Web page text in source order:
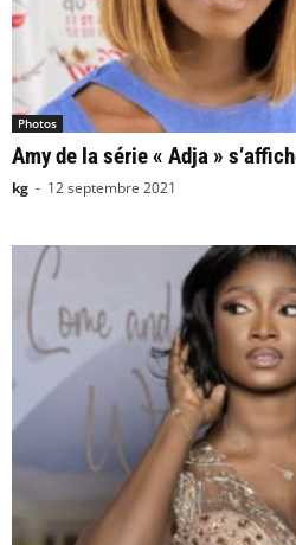
Photos
Amy de la série « Adja »
kg - 12 septembre 2021